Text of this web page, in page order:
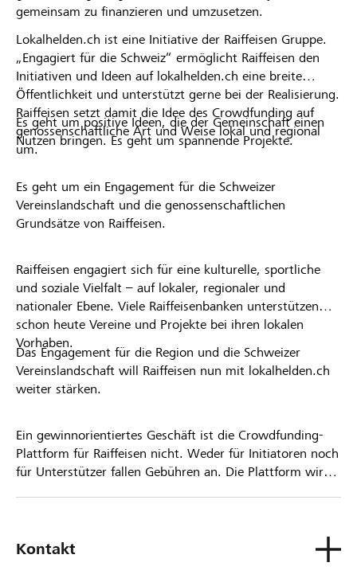
gemeinsam zu finanzieren und umzusetzen.
Lokalhelden.ch ist eine Initiative der Raiffeisen Gruppe.
„Engagiert für die Schweiz“ ermöglicht Raiffeisen den
Initiativen und Ideen auf lokalhelden.ch eine breite
Öffentlichkeit und unterstützt gerne bei der Realisierung.
Raiffeisen setzt damit die Idee des Crowdfunding auf
genossenschaftliche Art und Weise lokal und regional
um.
Es geht um positive Ideen, die der Gemeinschaft einen
Nutzen bringen. Es geht um spannende Projekte.
Es geht um ein Engagement für die Schweizer
Vereinslandschaft und die genossenschaftlichen
Grundsätze von Raiffeisen.
Raiffeisen engagiert sich für eine kulturelle, sportliche
und soziale Vielfalt – auf lokaler, regionaler und
nationaler Ebene. Viele Raiffeisenbanken unterstützen
schon heute Vereine und Projekte bei ihren lokalen
Vorhaben.
Das Engagement für die Region und die Schweizer
Vereinslandschaft will Raiffeisen nun mit lokalhelden.ch
weiter stärken.
Ein gewinnorientiertes Geschäft ist die Crowdfunding-
Plattform für Raiffeisen nicht. Weder für Initiatoren noch
für Unterstützer fallen Gebühren an. Die Plattform wird
Kontakt